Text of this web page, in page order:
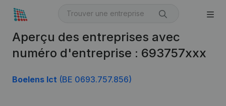
Aperçu des entreprises avec
numéro d'entreprise : 693757xxx
Boelens Ict (BE 0693.757.856)